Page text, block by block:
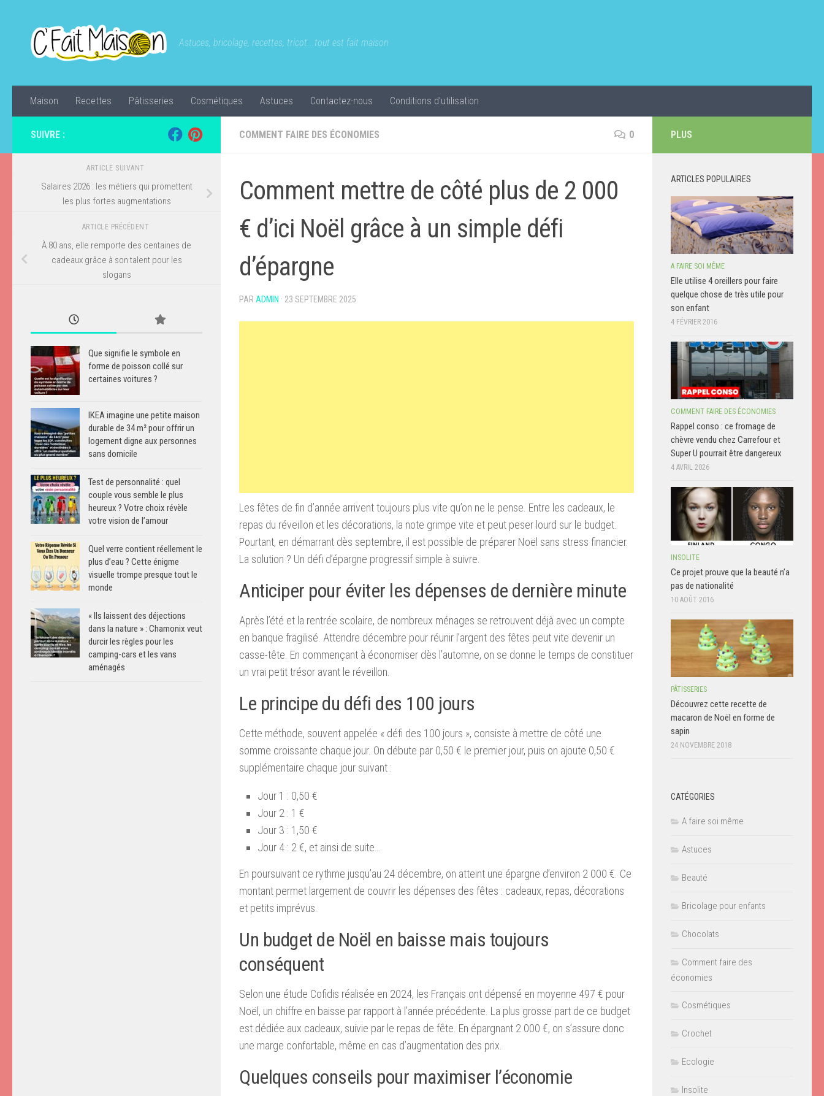
Astuces, bricolage, recettes, tricot...tout est fait maison
Maison Recettes Pâtisseries Cosmétiques Astuces Contactez-nous Conditions d’utilisation
COMMENT FAIRE DES ÉCONOMIES 0
Comment mettre de côté plus de 2 000
€ d’ici Noël grâce à un simple défi
d’épargne
PAR ADMIN · 23 SEPTEMBRE 2025
Les fêtes de fin d’année arrivent toujours plus vite qu’on ne le pense. Entre les cadeaux, le
repas du réveillon et les décorations, la note grimpe vite et peut peser lourd sur le budget.
Pourtant, en démarrant dès septembre, il est possible de préparer Noël sans stress financier.
La solution ? Un défi d’épargne progressif simple à suivre.
Anticiper pour éviter les dépenses de dernière minute
Après l’été et la rentrée scolaire, de nombreux ménages se retrouvent déjà avec un compte
en banque fragilisé. Attendre décembre pour réunir l’argent des fêtes peut vite devenir un
casse-tête. En commençant à économiser dès l’automne, on se donne le temps de constituer
un vrai petit trésor avant le réveillon.
Le principe du défi des 100 jours
Cette méthode, souvent appelée « défi des 100 jours », consiste à mettre de côté une
somme croissante chaque jour. On débute par 0,50 € le premier jour, puis on ajoute 0,50 €
supplémentaire chaque jour suivant :
Jour 1 : 0,50 €
Jour 2 : 1 €
Jour 3 : 1,50 €
Jour 4 : 2 €, et ainsi de suite…
En poursuivant ce rythme jusqu’au 24 décembre, on atteint une épargne d’environ 2 000 €. Ce
montant permet largement de couvrir les dépenses des fêtes : cadeaux, repas, décorations
et petits imprévus.
Un budget de Noël en baisse mais toujours
conséquent
Selon une étude Cofidis réalisée en 2024, les Français ont dépensé en moyenne 497 € pour
Noël, un chiffre en baisse par rapport à l’année précédente. La plus grosse part de ce budget
est dédiée aux cadeaux, suivie par le repas de fête. En épargnant 2 000 €, on s’assure donc
une marge confortable, même en cas d’augmentation des prix.
Quelques conseils pour maximiser l’économie
SUIVRE :
ARTICLE SUIVANT
Salaires 2026 : les métiers qui promettent
les plus fortes augmentations
ARTICLE PRÉCÉDENT
À 80 ans, elle remporte des centaines de
cadeaux grâce à son talent pour les
slogans
Que signifie le symbole en
forme de poisson collé sur
certaines voitures ?
IKEA imagine une petite maison
durable de 34 m² pour offrir un
logement digne aux personnes
sans domicile
Test de personnalité : quel
couple vous semble le plus
heureux ? Votre choix révèle
votre vision de l’amour
Quel verre contient réellement le
plus d’eau ? Cette énigme
visuelle trompe presque tout le
monde
« Ils laissent des déjections
dans la nature » : Chamonix veut
durcir les règles pour les
camping-cars et les vans
aménagés
PLUS
ARTICLES POPULAIRES
A FAIRE SOI MÊME
Elle utilise 4 oreillers pour faire
quelque chose de très utile pour
son enfant
4 FÉVRIER 2016
COMMENT FAIRE DES ÉCONOMIES
Rappel conso : ce fromage de
chèvre vendu chez Carrefour et
Super U pourrait être dangereux
4 AVRIL 2026
INSOLITE
Ce projet prouve que la beauté n’a
pas de nationalité
10 AOÛT 2016
PÂTISSERIES
Découvrez cette recette de
macaron de Noël en forme de
sapin
24 NOVEMBRE 2018
CATÉGORIES
A faire soi même
Astuces
Beauté
Bricolage pour enfants
Chocolats
Comment faire des
économies
Cosmétiques
Crochet
Ecologie
Insolite